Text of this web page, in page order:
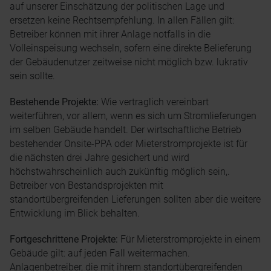
auf unserer Einschätzung der politischen Lage und
ersetzen keine Rechtsempfehlung. In allen Fällen gilt:
Betreiber können mit ihrer Anlage notfalls in die
Volleinspeisung wechseln, sofern eine direkte Belieferung
der Gebäudenutzer zeitweise nicht möglich bzw. lukrativ
sein sollte.
Bestehende Projekte: Wie vertraglich vereinbart
weiterführen, vor allem, wenn es sich um Stromlieferungen
im selben Gebäude handelt. Der wirtschaftliche Betrieb
bestehender Onsite-PPA oder Mieterstromprojekte ist für
die nächsten drei Jahre gesichert und wird
höchstwahrscheinlich auch zukünftig möglich sein,.
Betreiber von Bestandsprojekten mit
standortübergreifenden Lieferungen sollten aber die weitere
Entwicklung im Blick behalten.
Fortgeschrittene Projekte: Für Mieterstromprojekte in einem
Gebäude gilt: auf jeden Fall weitermachen.
Anlagenbetreiber, die mit ihrem standortübergreifenden